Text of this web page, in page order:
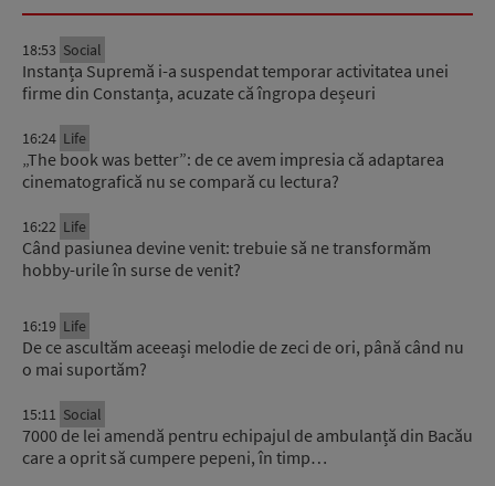
18:53 Social
Instanța Supremă i-a suspendat temporar activitatea unei
firme din Constanța, acuzate că îngropa deșeuri
16:24 Life
„The book was better”: de ce avem impresia că adaptarea
cinematografică nu se compară cu lectura?
16:22 Life
Când pasiunea devine venit: trebuie să ne transformăm
hobby-urile în surse de venit?
16:19 Life
De ce ascultăm aceeași melodie de zeci de ori, până când nu
o mai suportăm?
15:11 Social
7000 de lei amendă pentru echipajul de ambulanță din Bacău
care a oprit să cumpere pepeni, în timp…